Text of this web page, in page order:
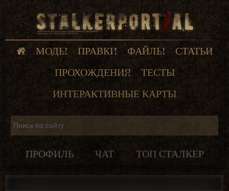
МОДЫ ПРАВКИ ФАЙЛЫ
СТАТЬИ
ПРОХОЖДЕНИЯ
ТЕСТЫ
ИНТЕРАКТИВНЫЕ КАРТЫ
ПРОФИЛЬ ЧАТ ТОП СТАЛКЕР